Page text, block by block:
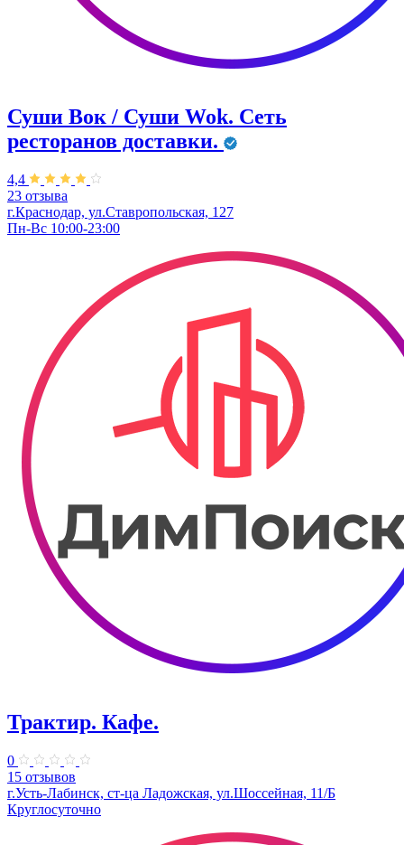
Суши Вок / Суши Wok. Сеть
ресторанов доставки.
4,4
23 отзыва
г.Краснодар, ул.Ставропольская, 127
Пн-Вс 10:00-23:00
Трактир. Кафе.
0
15 отзывов
г.Усть-Лабинск, ст-ца Ладожская, ул.Шоссейная, 11/Б
Круглосуточно